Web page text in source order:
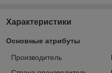
Характеристики
Основные атрибуты
Производитель